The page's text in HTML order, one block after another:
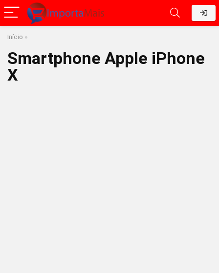
Início »
Smartphone Apple iPhone
X